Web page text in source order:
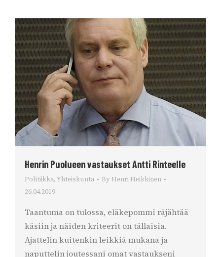
Henrin Puolueen vastaukset Antti Rinteelle
Politiikka, Yhteiskunta By Henri Heikkinen
26.04.2019
Taantuma on tulossa, eläkepommi räjähtää
käsiin ja näiden kriteerit on tällaisia.
Ajattelin kuitenkin leikkiä mukana ja
naputtelin joutessani omat vastaukseni